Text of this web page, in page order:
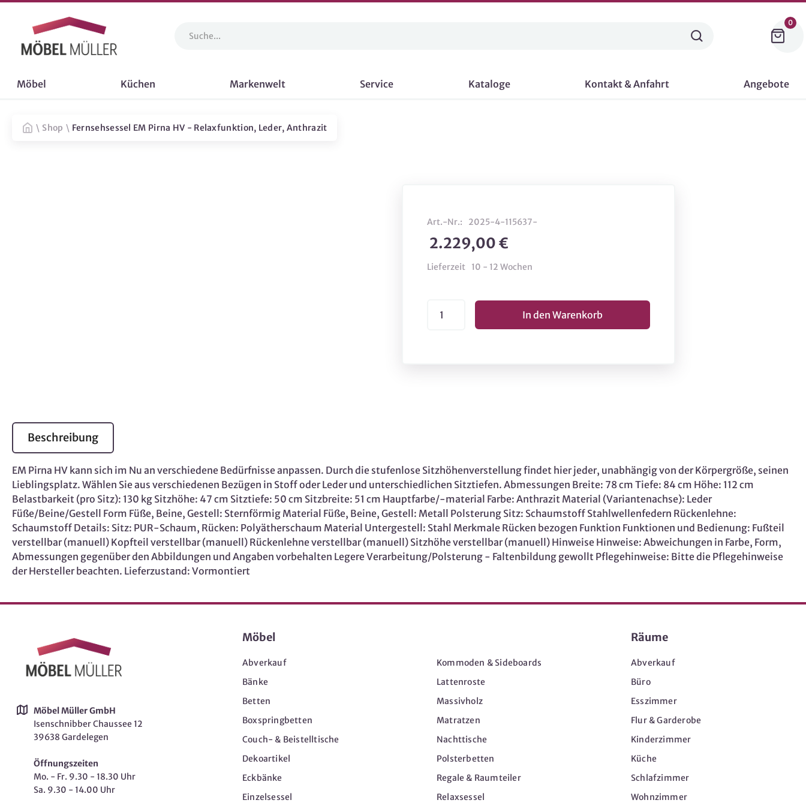
0
Möbel Küchen Markenwelt Service Kataloge Kontakt & Anfahrt Angebote
\ Shop \ Fernsehsessel EM Pirna HV - Relaxfunktion, Leder, Anthrazit
Art.-Nr.: 2025-4-115637-
2.229,00 €
Lieferzeit 10 - 12 Wochen
Beschreibung
EM Pirna HV kann sich im Nu an verschiedene Bedürfnisse anpassen. Durch die stufenlose Sitzhöhenverstellung findet hier jeder, unabhängig von der Körpergröße, seinen
Lieblingsplatz. Wählen Sie aus verschiedenen Bezügen in Stoff oder Leder und unterschiedlichen Sitztiefen. Abmessungen Breite: 78 cm Tiefe: 84 cm Höhe: 112 cm
Belastbarkeit (pro Sitz): 130 kg Sitzhöhe: 47 cm Sitztiefe: 50 cm Sitzbreite: 51 cm Hauptfarbe/-material Farbe: Anthrazit Material (Variantenachse): Leder
Füße/Beine/Gestell Form Füße, Beine, Gestell: Sternförmig Material Füße, Beine, Gestell: Metall Polsterung Sitz: Schaumstoff Stahlwellenfedern Rückenlehne:
Schaumstoff Details: Sitz: PUR-Schaum, Rücken: Polyätherschaum Material Untergestell: Stahl Merkmale Rücken bezogen Funktion Funktionen und Bedienung: Fußteil
verstellbar (manuell) Kopfteil verstellbar (manuell) Rückenlehne verstellbar (manuell) Sitzhöhe verstellbar (manuell) Hinweise Hinweise: Abweichungen in Farbe, Form,
Abmessungen gegenüber den Abbildungen und Angaben vorbehalten Legere Verarbeitung/Polsterung - Faltenbildung gewollt Pflegehinweise: Bitte die Pflegehinweise
der Hersteller beachten. Lieferzustand: Vormontiert
Möbel Müller GmbH
Isenschnibber Chaussee 12
39638 Gardelegen
Öffnungszeiten
Mo. - Fr. 9.30 - 18.30 Uhr
Sa. 9.30 - 14.00 Uhr
Möbel
Abverkauf
Bänke
Betten
Boxspringbetten
Couch- & Beistelltische
Dekoartikel
Eckbänke
Einzelsessel
Kommoden & Sideboards
Lattenroste
Massivholz
Matratzen
Nachttische
Polsterbetten
Regale & Raumteiler
Relaxsessel
Räume
Abverkauf
Büro
Esszimmer
Flur & Garderobe
Kinderzimmer
Küche
Schlafzimmer
Wohnzimmer